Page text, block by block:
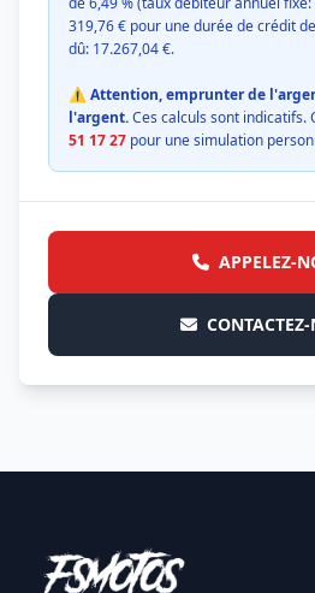
319,76 € pour une durée de crédit
dû: 17.267,04 €.
⚠️ Attention, emprunter de
l'argent.Ces calculs sont indicatifs.
51 17 27 pour une simulation
APPELEZ-